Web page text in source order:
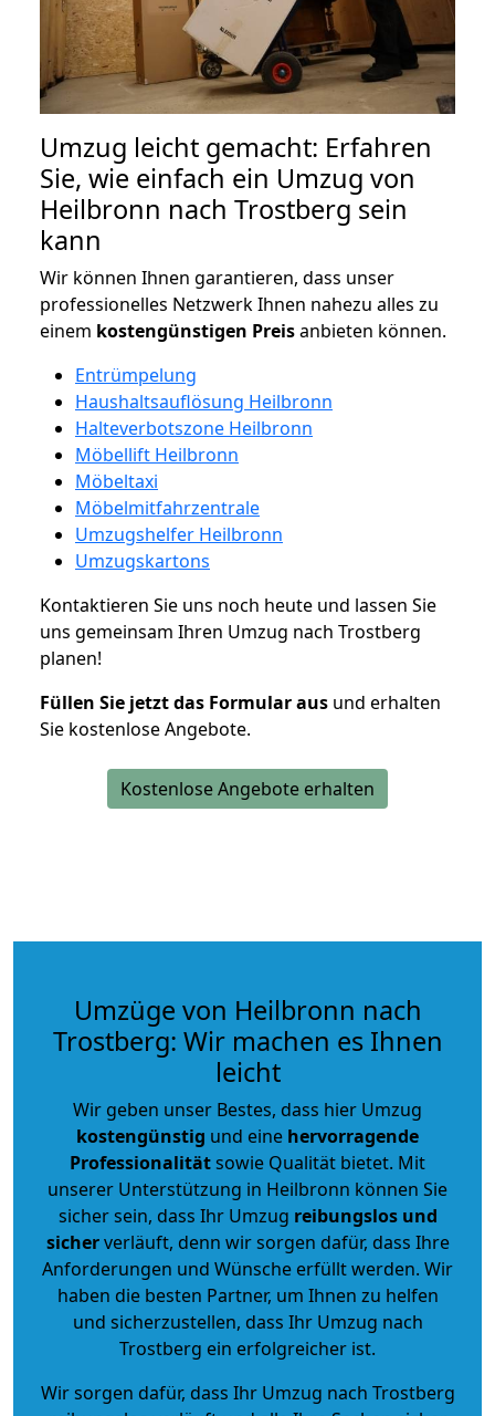
Umzug leicht gemacht: Erfahren
Sie, wie einfach ein Umzug von
Heilbronn nach Trostberg sein
kann
Wir können Ihnen garantieren, dass unser
professionelles Netzwerk Ihnen nahezu alles zu
einem kostengünstigen Preisanbieten können.
Entrümpelung
Haushaltsauflösung Heilbronn
Halteverbotszone Heilbronn
Möbellift Heilbronn
Möbeltaxi
Möbelmitfahrzentrale
Umzugshelfer Heilbronn
Umzugskartons
Kontaktieren Sie uns noch heute und lassen Sie
uns gemeinsam Ihren Umzug nach Trostberg
planen!
Füllen Sie jetzt das Formular aus und erhalten
Sie kostenlose Angebote.
Kostenlose Angebote erhalten
Umzüge von Heilbronn nach
Trostberg: Wir machen es Ihnen
leicht
Wir geben unser Bestes, dass hier Umzug
kostengünstig und eine hervorragende
Professionalitätsowie Qualität bietet. Mit
unserer Unterstützung in Heilbronn können Sie
sicher sein, dass Ihr Umzug reibungslos und
sicherverläuft, denn wir sorgen dafür, dass Ihre
Anforderungen und Wünsche erfüllt werden. Wir
haben die besten Partner, um Ihnen zu helfen
und sicherzustellen, dass Ihr Umzug nach
Trostberg ein erfolgreicher ist.
Wir sorgen dafür, dass Ihr Umzug nach Trostberg